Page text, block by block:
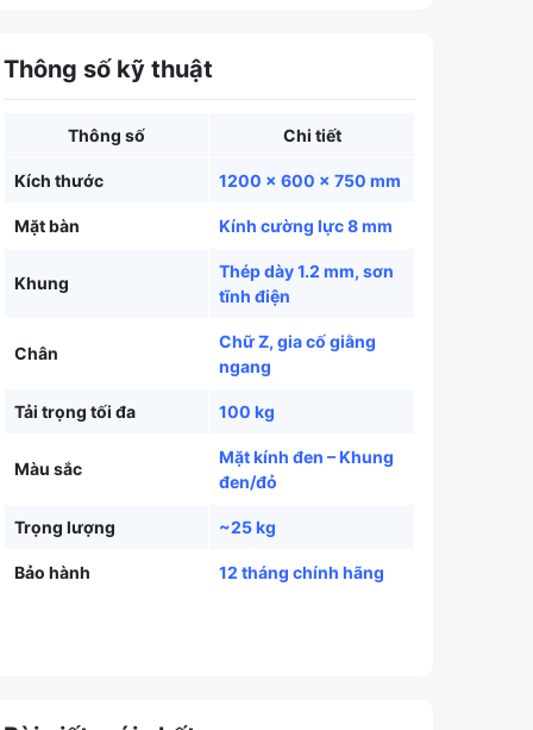
Thông số kỹ thuật
Thông số Chi tiết
Kích thước 1200 × 600 × 750 mm
Mặt bàn Kính cường lực 8 mm
Khung
Thép dày 1.2 mm, sơn
tĩnh điện
Chân
Chữ Z, gia cố giằng
ngang
Tải trọng tối đa 100 kg
Màu sắc
Mặt kính đen – Khung
đen/đỏ
Trọng lượng ~25 kg
Bảo hành 12 tháng chính hãng